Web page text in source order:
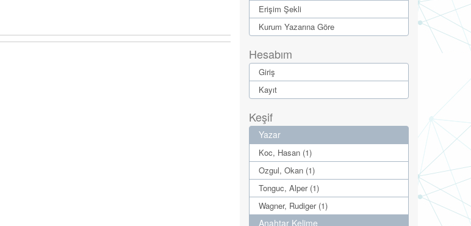
Erişim Şekli
Kurum Yazarına Göre
Hesabım
Giriş
Kayıt
Keşif
Yazar
Koc, Hasan (1)
Ozgul, Okan (1)
Tonguc, Alper (1)
Wagner, Rudiger (1)
Anahtar Kelime